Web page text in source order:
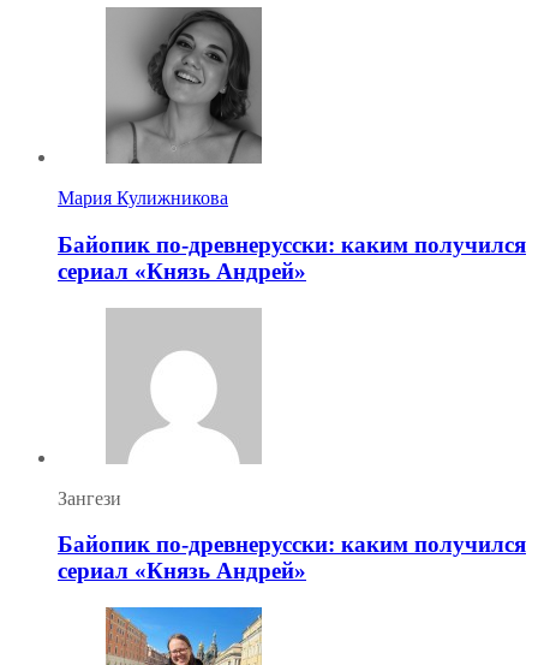
Мария Кулижникова
Байопик по-древнерусски: каким получился
сериал «Князь Андрей»
Зангези
Байопик по-древнерусски: каким получился
сериал «Князь Андрей»